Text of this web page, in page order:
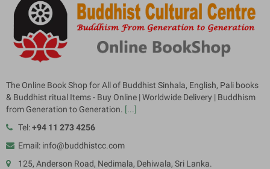
The Online Book Shop for All of Buddhist Sinhala, English, Pali books
& Buddhist ritual Items - Buy Online | Worldwide Delivery | Buddhism
from Generation to Generation. [...]
Tel:+94 11 273 4256
Email: info@buddhistcc.com
125, Anderson Road, Nedimala, Dehiwala, Sri Lanka.